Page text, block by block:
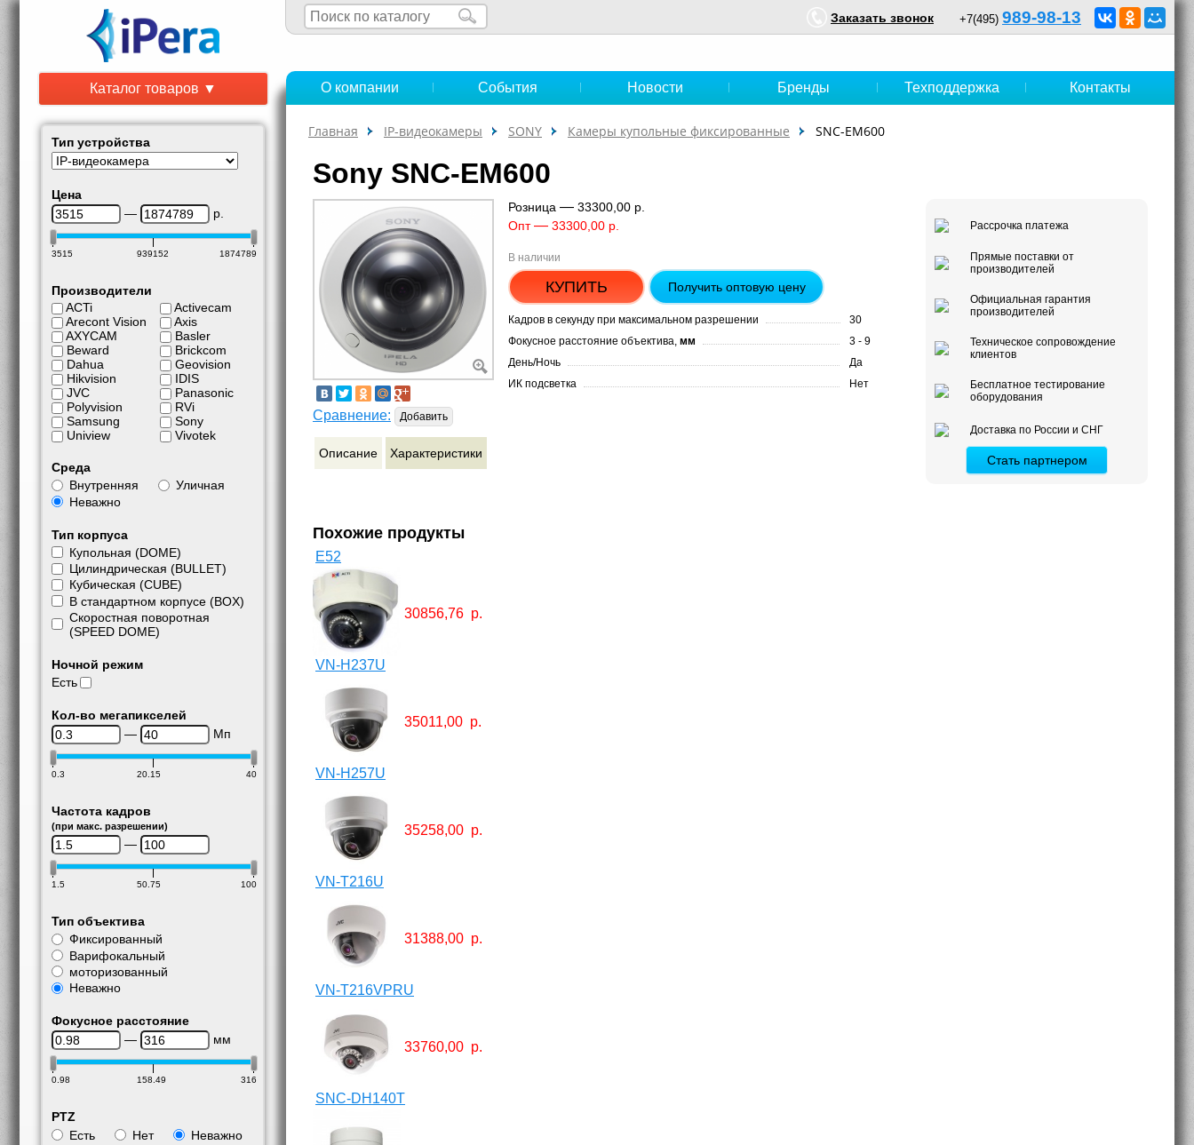
+7(495) 989-98-13
Заказать звонок
Каталог товаров ▼
Тип устройства
Цена
—
р.
3515 939152 1874789
Производители
ACTi
Arecont Vision
AXYCAM
Beward
Dahua
Hikvision
JVC
Polyvision
Samsung
Uniview
Activecam
Axis
Basler
Brickcom
Geovision
IDIS
Panasonic
RVi
Sony
Vivotek
Среда
Внутренняя
Уличная
Неважно
Тип корпуса
Купольная (DOME)
Цилиндрическая (BULLET)
Кубическая (CUBE)
В стандартном корпусе (BOX)
Скоростная поворотная
(SPEED DOME)
Ночной режим
Есть
Кол-во мегапикселей
—
Мп
0.3 20.15 40
Частота кадров
(при макс. разрешении)
—
1.5 50.75 100
Тип объектива
Фиксированный
Варифокальный
моторизованный
Неважно
Фокусное расстояние
—
мм
0.98 158.49 316
PTZ
Есть
Нет Неважно
О компании События Новости Бренды Техподдержка Контакты
Главная IP-видеокамеры SONY Камеры купольные фиксированные SNC-EM600
Sony SNC-EM600
Сравнение: Добавить
Описание Характеристики
Розница — 33300,00 р.
Опт— 33300,00 р.
В наличии
КУПИТЬ Получить оптовую цену
Кадров в секунду при максимальном разрешении
30
Фокусное расстояние объектива, мм
3 - 9
День/Ночь
Да
ИК подсветка
Нет
Рассрочка платежа
Прямые поставки от
производителей
Официальная гарантия
производителей
Техническое сопровождение
клиентов
Бесплатное тестирование
оборудования
Доставка по России и СНГ
Стать партнером
Похожие продукты
E52
30856,76 р.
VN-H237U
35011,00 р.
VN-H257U
35258,00 р.
VN-T216U
31388,00 р.
VN-T216VPRU
33760,00 р.
SNC-DH140T